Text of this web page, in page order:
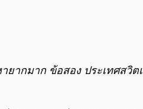
ยากมาก ข้อสอง ประเทศส